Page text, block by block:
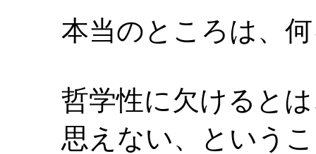
本当のところは、
哲学性に欠けると
思えない、という